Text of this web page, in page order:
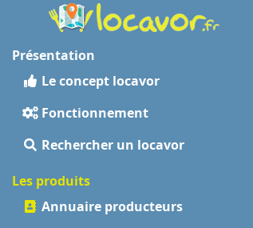
Présentation
Le concept locavor
Fonctionnement
Rechercher un locavor
Les produits
Annuaire producteurs